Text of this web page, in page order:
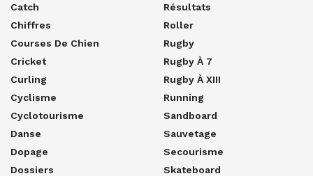
Catch
Chiffres
Courses De Chien
Cricket
Curling
Cyclisme
Cyclotourisme
Danse
Dopage
Dossiers
Résultats
Roller
Rugby
Rugby À 7
Rugby À XIII
Running
Sandboard
Sauvetage
Secourisme
Skateboard